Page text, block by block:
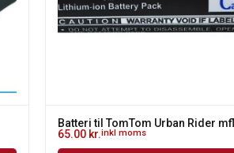
Batteri til TomTom Urban Rider mfl
65.00 kr.inkl moms